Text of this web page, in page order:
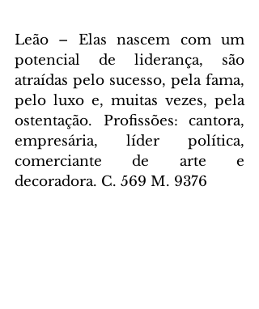
Leão – Elas nascem com um
potencial de liderança, são
atraídas pelo sucesso, pela fama,
pelo luxo e, muitas vezes, pela
ostentação. Profissões: cantora,
empresária, líder política,
comerciante de arte e
decoradora. C. 569 M. 9376